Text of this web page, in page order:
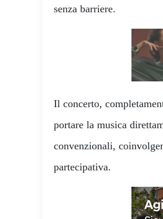
senza barriere.
Il concerto,
portare la musica
convenzionali,
partecipativa.